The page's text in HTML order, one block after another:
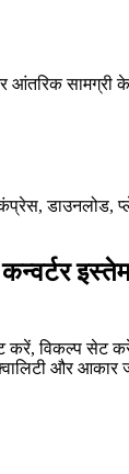
आंतरिक सामग्री
डाउनलोड,
करें, विकल्प सेट
और आकार